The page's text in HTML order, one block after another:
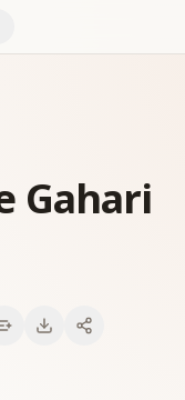
Gahari